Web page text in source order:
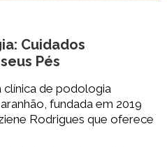
: Cuidados
Pés
clínica de podologia
fundada em 2019
Rodrigues que oferece